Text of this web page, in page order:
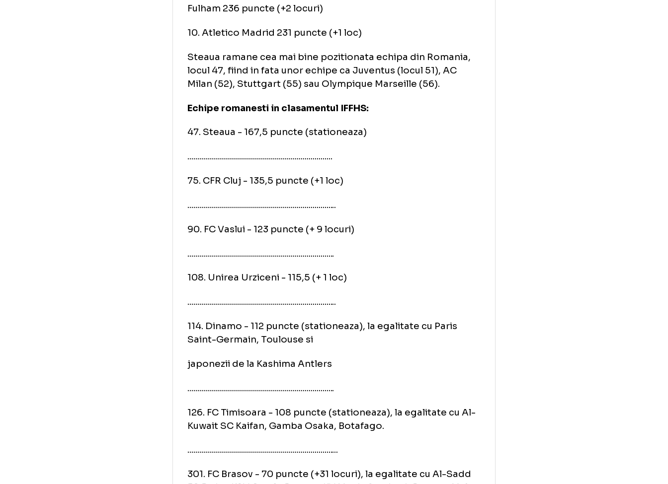
7. Chelsea 236 puncte (+1 loc)
Werder Bremen 236 puncte (-2 locuri)
Fulham 236 puncte (+2 locuri)
10. Atletico Madrid 231 puncte (+1 loc)
Steaua ramane cea mai bine pozitionata echipa din Romania,
Milan (52), Stuttgart (55) sau Olympique Marseille (56).
Echipe romanesti in clasamentul IFFHS:
90. FC Vaslui - 123 puncte (+ 9 locuri)
114. Dinamo - 112 puncte (stationeaza), la egalitate cu Paris
japonezii de la Kashima Antlers